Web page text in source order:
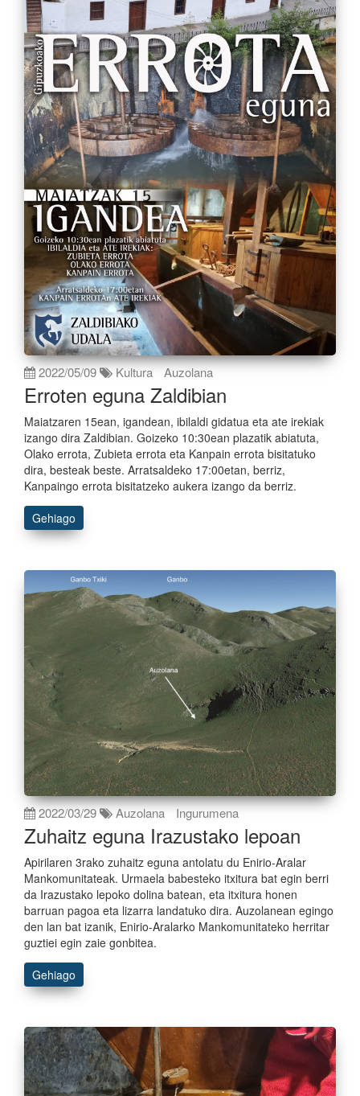
2022/05/09 Kultura Auzolana
Erroten eguna Zaldibian
Maiatzaren 15ean, igandean, ibilaldi gidatua eta ate irekiak
izango dira Zaldibian. Goizeko 10:30ean plazatik abiatuta,
Olako errota, Zubieta errota eta Kanpain errota bisitatuko
dira, besteak beste. Arratsaldeko 17:00etan, berriz,
Kanpaingo errota bisitatzeko aukera izango da berriz.
Gehiago
2022/03/29 Auzolana Ingurumena
Zuhaitz eguna Irazustako lepoan
Apirilaren 3rako zuhaitz eguna antolatu du Enirio-Aralar
Mankomunitateak. Urmaela babesteko itxitura bat egin berri
da Irazustako lepoko dolina batean, eta itxitura honen
barruan pagoa eta lizarra landatuko dira. Auzolanean egingo
den lan bat izanik, Enirio-Aralarko Mankomunitateko herritar
guztiei egin zaie gonbitea.
Gehiago